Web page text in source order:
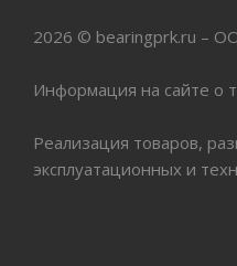
2026 © bearingprk.ru –
Информация на сайте о
Реализация товаров,
эксплуатационных и